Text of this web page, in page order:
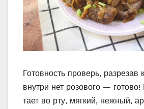
Готовность проверь, разрезав
внутри нет розового —
тает во рту, мягкий, нежный,